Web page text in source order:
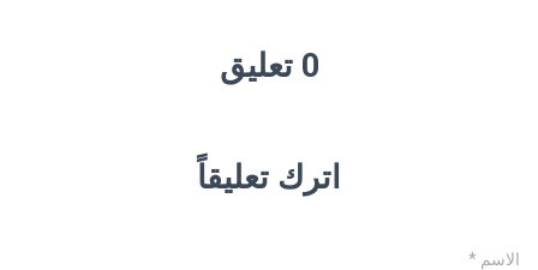
0 تعليق
اترك تعليقاً
الاسم *